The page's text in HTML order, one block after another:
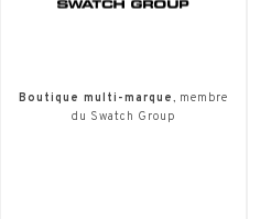
Boutique multi-marque, membre
du Swatch Group